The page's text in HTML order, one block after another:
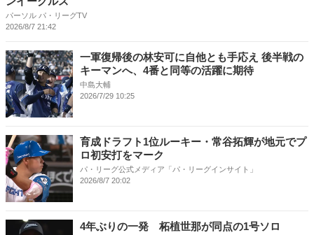
パーソル パ・リーグTV
2026/8/7 21:42
一軍復帰後の林安可に自他とも手応え 後半戦の
キーマンへ、4番と同等の活躍に期待
中島大輔
2026/7/29 10:25
育成ドラフト1位ルーキー・常谷拓輝が地元でプ
ロ初安打をマーク
パ・リーグ公式メディア「パ・リーグインサイト」
2026/8/7 20:02
4年ぶりの一発 柘植世那が同点の1号ソロ